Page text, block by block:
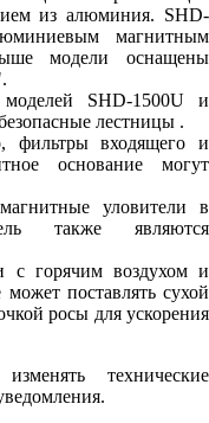
из алюминия. SHD-
магнитным
модели оснащены
SHD-1500U и
лестницы .
фильтры входящего и
основание могут
уловители в
также являются
с горячим воздухом и
может поставлять сухой
росы для ускорения
технические